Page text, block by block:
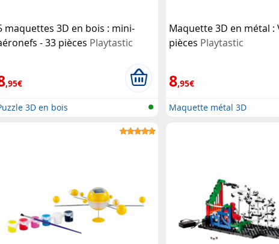
maquettes 3D en bois : mini-
- 33 pièces Playtastic
,95€
3D en bois
Maquette 3D en métal :
pièces Playtastic
8,95€
Maquette métal 3D